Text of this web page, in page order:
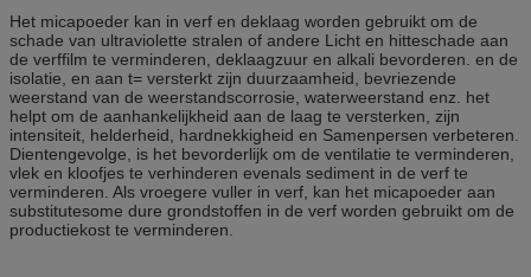
Het micapoeder kan in verf en deklaag worden gebruikt om de
schade van ultraviolette stralen of andere Licht en hitteschade aan
de verffilm te verminderen, deklaagzuur en alkali bevorderen. en de
isolatie, en aan t= versterkt zijn duurzaamheid, bevriezende
weerstand van de weerstandscorrosie, waterweerstand enz. het
helpt om de aanhankelijkheid aan de laag te versterken, zijn
intensiteit, helderheid, hardnekkigheid en Samenpersen verbeteren.
Dientengevolge, is het bevorderlijk om de ventilatie te verminderen,
vlek en kloofjes te verhinderen evenals sediment in de verf te
verminderen. Als vroegere vuller in verf, kan het micapoeder aan
substitutesome dure grondstoffen in de verf worden gebruikt om de
productiekost te verminderen.